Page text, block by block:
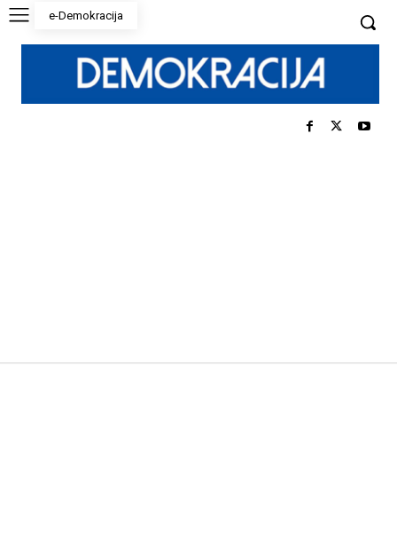
e-Demokracija